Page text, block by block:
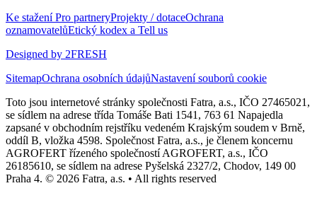
Ke staženíPro partneryProjekty / dotaceOchrana
oznamovatelůEtický kodex a Tell us
Designed by 2FRESH
SitemapOchrana osobních údajůNastavení souborů cookie
Toto jsou internetové stránky společnosti Fatra, a.s., IČO 27465021,
se sídlem na adrese třída Tomáše Bati 1541, 763 61 Napajedla
zapsané v obchodním rejstříku vedeném Krajským soudem v Brně,
oddíl B, vložka 4598. Společnost Fatra, a.s., je členem koncernu
AGROFERT řízeného společností AGROFERT, a.s., IČO
26185610, se sídlem na adrese Pyšelská 2327/2, Chodov, 149 00
Praha 4. © 2026 Fatra, a.s. • All rights reserved